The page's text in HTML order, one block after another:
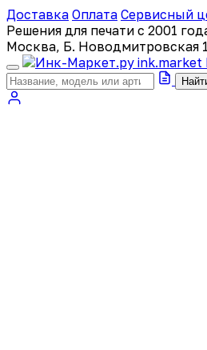
Доставка Оплата Сервисный
Решения для печати с 2001
Москва, Б. Новодмитровская
ink.market